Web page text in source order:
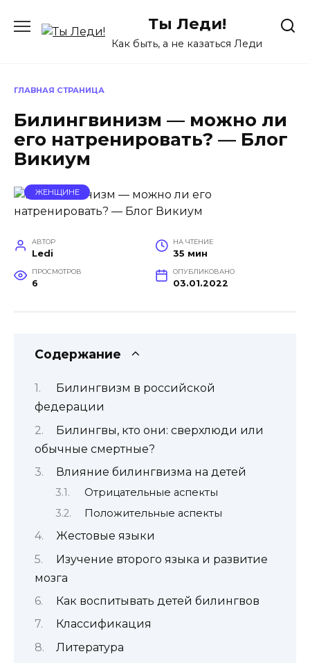
содержанию
Ты Леди!
Как быть, а не казаться Леди
ГЛАВНАЯ СТРАНИЦА
Билингвинизм — можно ли
его натренировать? — Блог
Викиум
ЖЕНЩИНЕ
АВТОР
Ledi
НА ЧТЕНИЕ
35 мин
ПРОСМОТРОВ
6
ОПУБЛИКОВАНО
03.01.2022
Содержание
Билингвизм в российской
федерации
Билингвы, кто они: сверхлюди или
обычные смертные?
Влияние билингвизма на детей
Отрицательные аспекты
Положительные аспекты
Жестовые языки
Изучение второго языка и развитие
мозга
Как воспитывать детей билингвов
Классификация
Литература